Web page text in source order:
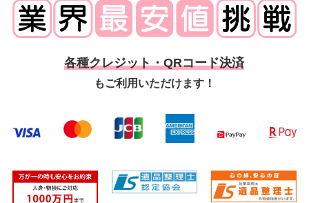
各種クレジット・QRコード決済
もご利用いただけます！